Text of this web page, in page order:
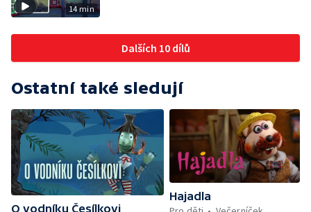
14 min
Dalších 10 dílů
Ostatní také sledují
O vodníku Česílkovi
Hajadla